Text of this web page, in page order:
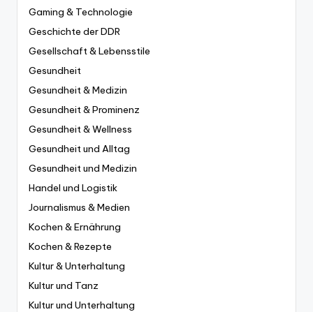
Gaming & Technologie
Geschichte der DDR
Gesellschaft & Lebensstile
Gesundheit
Gesundheit & Medizin
Gesundheit & Prominenz
Gesundheit & Wellness
Gesundheit und Alltag
Gesundheit und Medizin
Handel und Logistik
Journalismus & Medien
Kochen & Ernährung
Kochen & Rezepte
Kultur & Unterhaltung
Kultur und Tanz
Kultur und Unterhaltung